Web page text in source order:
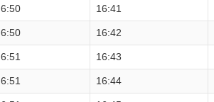
6:50 16:41
6:50 16:42
6:51 16:43
6:51 16:44